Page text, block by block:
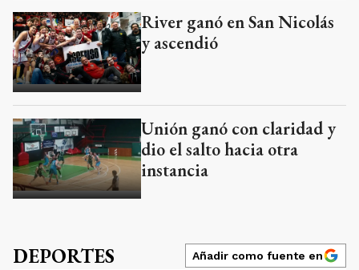
River ganó en San Nicolás
y ascendió
Unión ganó con claridad y
dio el salto hacia otra
instancia
DEPORTES Añadir como fuente en